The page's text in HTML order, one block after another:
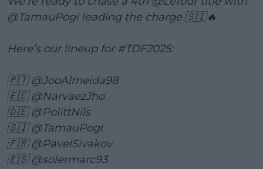
@TamauPogileading the charge 🇸🇮🔥
Here’s our lineup for #TDF2025:
🇵🇹@JooAlmeida98
🇪🇨@NarvaezJho
🇩🇪@PolittNils
🇸🇮@TamauPogi
🇫🇷@PavelSivakov
🇪🇸@solermarc93